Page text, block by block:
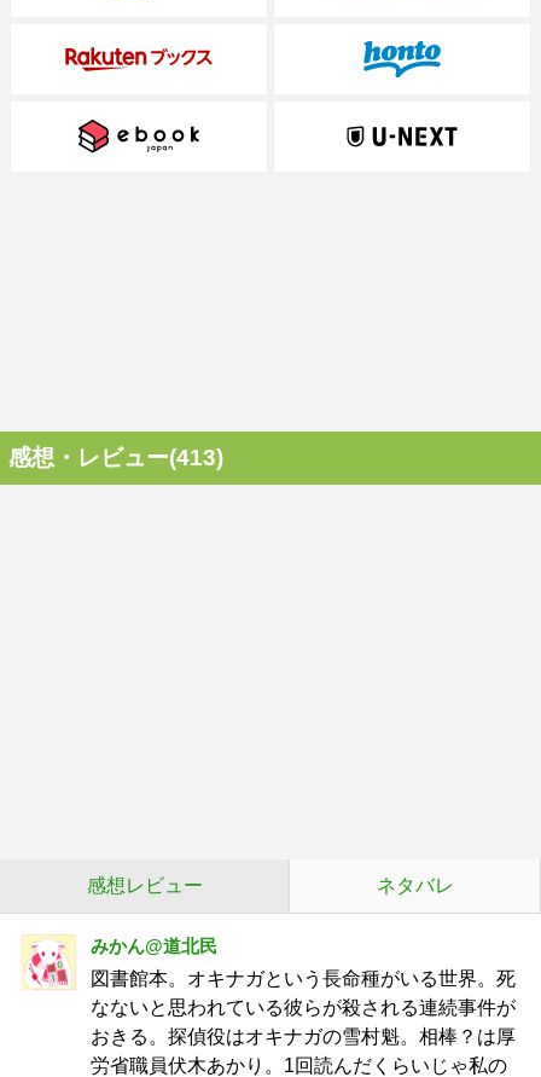
感想・レビュー(413)
感想レビュー ネタバレ
みかん@道北民
図書館本。オキナガという長命種がいる世界。死
なないと思われている彼らが殺される連続事件が
おきる。探偵役はオキナガの雪村魁。相棒？は厚
労省職員伏木あかり。1回読んだくらいじゃ私の